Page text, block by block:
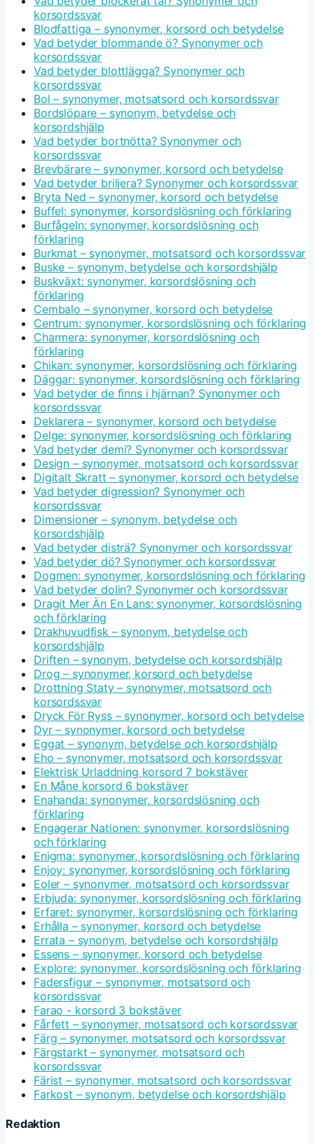
korsordssvar
Blodfattiga – synonymer, korsord och betydelse
Vad betyder blommande ö? Synonymer och
korsordssvar
Vad betyder blottlägga? Synonymer och
korsordssvar
Bol – synonymer, motsatsord och korsordssvar
Bordslöpare – synonym, betydelse och
korsordshjälp
Vad betyder bortnötta? Synonymer och
korsordssvar
Brevbärare – synonymer, korsord och betydelse
Vad betyder briljera? Synonymer och korsordssvar
Bryta Ned – synonymer, korsord och betydelse
Buffel: synonymer, korsordslösning och förklaring
Burfågeln: synonymer, korsordslösning och
förklaring
Burkmat – synonymer, motsatsord och korsordssvar
Buske – synonym, betydelse och korsordshjälp
Buskväxt: synonymer, korsordslösning och
förklaring
Cembalo – synonymer, korsord och betydelse
Centrum: synonymer, korsordslösning och förklaring
Charmera: synonymer, korsordslösning och
förklaring
Chikan: synonymer, korsordslösning och förklaring
Däggar: synonymer, korsordslösning och förklaring
Vad betyder de finns i hjärnan? Synonymer och
korsordssvar
Deklarera – synonymer, korsord och betydelse
Delge: synonymer, korsordslösning och förklaring
Vad betyder demi? Synonymer och korsordssvar
Design – synonymer, motsatsord och korsordssvar
Digitalt Skratt – synonymer, korsord och betydelse
Vad betyder digression? Synonymer och
korsordssvar
Dimensioner – synonym, betydelse och
korsordshjälp
Vad betyder disträ? Synonymer och korsordssvar
Vad betyder dö? Synonymer och korsordssvar
Dogmen: synonymer, korsordslösning och förklaring
Vad betyder dolin? Synonymer och korsordssvar
Dragit Mer Än En Lans: synonymer, korsordslösning
och förklaring
Drakhuvudfisk – synonym, betydelse och
korsordshjälp
Driften – synonym, betydelse och korsordshjälp
Drog – synonymer, korsord och betydelse
Drottning Staty – synonymer, motsatsord och
korsordssvar
Dryck För Ryss – synonymer, korsord och betydelse
Dyr – synonymer, korsord och betydelse
Eggat – synonym, betydelse och korsordshjälp
Eho – synonymer, motsatsord och korsordssvar
Elektrisk Urladdning korsord 7 bokstäver
En Måne korsord 6 bokstäver
Enahanda: synonymer, korsordslösning och
förklaring
Engagerar Nationen: synonymer, korsordslösning
och förklaring
Enigma: synonymer, korsordslösning och förklaring
Enjoy: synonymer, korsordslösning och förklaring
Eoler – synonymer, motsatsord och korsordssvar
Erbjuda: synonymer, korsordslösning och förklaring
Erfaret: synonymer, korsordslösning och förklaring
Erhålla – synonymer, korsord och betydelse
Errata – synonym, betydelse och korsordshjälp
Essens – synonymer, korsord och betydelse
Explore: synonymer, korsordslösning och förklaring
Fadersfigur – synonymer, motsatsord och
korsordssvar
Farao - korsord 3 bokstäver
Fårfett – synonymer, motsatsord och korsordssvar
Färg – synonymer, motsatsord och korsordssvar
Färgstarkt – synonymer, motsatsord och
korsordssvar
Färist – synonymer, motsatsord och korsordssvar
Farkost – synonym, betydelse och korsordshjälp
Redaktion